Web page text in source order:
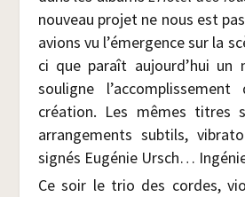
nou­veau pro­jet ne nous est
avions vu l’émergence sur la
ci que paraît aujourd’hui un
sou­ligne
créa­tion. Les mêmes titres
arran­ge­ments sub­tils,
signés Eugé­nie Ursch…
Ce soir le trio des cordes,